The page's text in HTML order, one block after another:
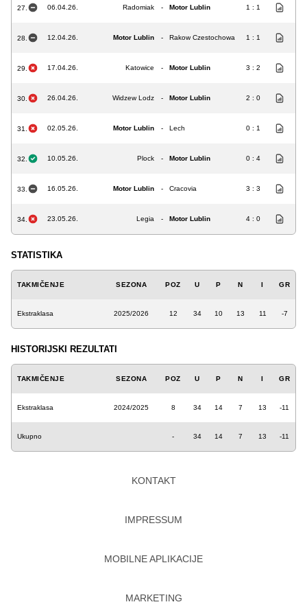
27. 06.04.26. Radomiak - Motor Lublin 1 : 1
28. 12.04.26. Motor Lublin - Rakow Czestochowa 1 : 1
29. 17.04.26. Katowice - Motor Lublin 3 : 2
30. 26.04.26. Widzew Lodz - Motor Lublin 2 : 0
31. 02.05.26. Motor Lublin - Lech 0 : 1
32. 10.05.26. Plock - Motor Lublin 0 : 4
33. 16.05.26. Motor Lublin - Cracovia 3 : 3
34. 23.05.26. Legia - Motor Lublin 4 : 0
STATISTIKA
TAKMIČENJE SEZONA POZ U P N I GR
Ekstraklasa 2025/2026 12 34 10 13 11 -7
HISTORIJSKI REZULTATI
TAKMIČENJE SEZONA POZ U P N I GR
Ekstraklasa 2024/2025 8 34 14 7 13 -11
Ukupno - 34 14 7 13 -11
KONTAKT
IMPRESSUM
MOBILNE APLIKACIJE
MARKETING